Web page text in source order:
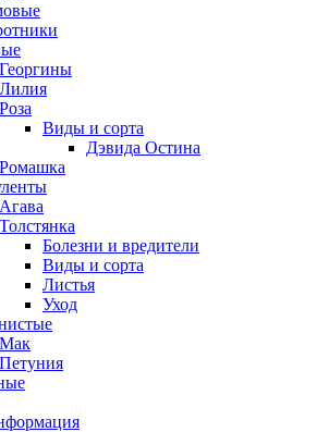
Георгины
Лилия
Роза
Виды и сорта
Дэвида Остина
Ромашка
Агава
Толстянка
Болезни и вредители
Виды и сорта
Листья
Уход
Мак
Петуния